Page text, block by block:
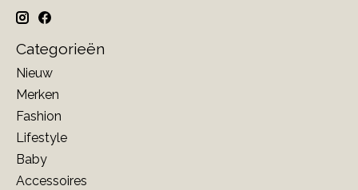
Categorieën
Nieuw
Merken
Fashion
Lifestyle
Baby
Accessoires